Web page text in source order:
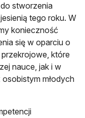
stworzenia
tego roku. W
konieczność
się w oparciu o
które
nauce, jak i w
młodych